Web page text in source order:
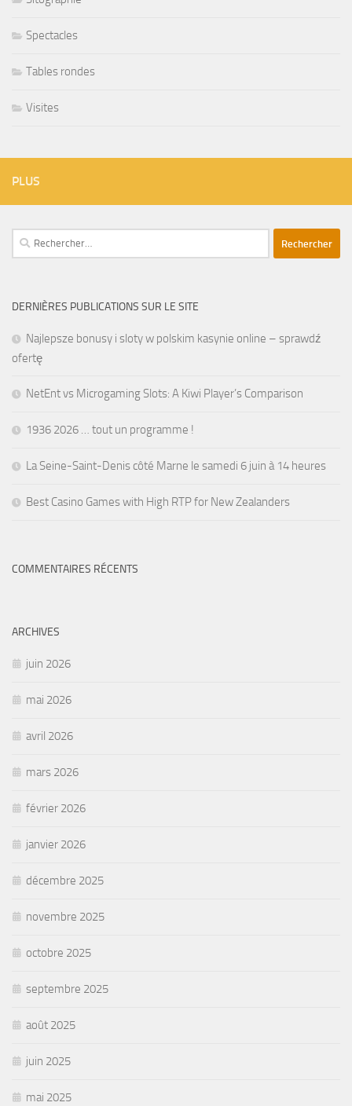
Spectacles
Tables rondes
Visites
PLUS
Rechercher :
DERNIÈRES PUBLICATIONS SUR LE SITE
Najlepsze bonusy i sloty w polskim kasynie online – sprawdź
ofertę
NetEnt vs Microgaming Slots: A Kiwi Player’s Comparison
1936 2026 … tout un programme !
La Seine-Saint-Denis côté Marne le samedi 6 juin à 14 heures
Best Casino Games with High RTP for New Zealanders
COMMENTAIRES RÉCENTS
ARCHIVES
juin 2026
mai 2026
avril 2026
mars 2026
février 2026
janvier 2026
décembre 2025
novembre 2025
octobre 2025
septembre 2025
août 2025
juin 2025
mai 2025